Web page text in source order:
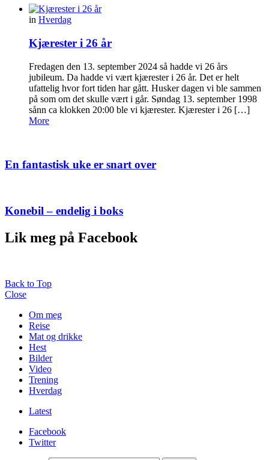
in Hverdag
Kjærester i 26 år
Fredagen den 13. september 2024 så hadde vi 26 års
jubileum. Da hadde vi vært kjærester i 26 år. Det er helt
ufattelig hvor fort tiden har gått. Husker dagen vi ble sammen
på som om det skulle vært i går. Søndag 13. september 1998
sånn ca klokken 20:00 ble vi kjærester. Kjærester i 26 […]
More
En fantastisk uke er snart over
Konebil – endelig i boks
Lik meg på Facebook
Back to Top
Close
Om meg
Reise
Mat og drikke
Hest
Bilder
Video
Trening
Hverdag
Latest
Facebook
Twitter